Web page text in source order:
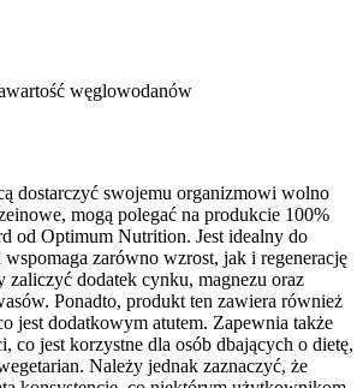
węglowodanów
dostarczyć swojemu organizmowi wolno
mogą polegać na produkcie 100%
od Optimum Nutrition. Jest idealny do
wspomaga zarówno wzrost, jak i regenerację
zaliczyć dodatek cynku, magnezu oraz
Ponadto, produkt ten zawiera również
jest dodatkowym atutem. Zapewnia także
co jest korzystne dla osób dbających o dietę,
Należy jednak zaznaczyć, że